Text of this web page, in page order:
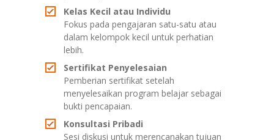
Kelas Kecil atau Individu
Fokus pada pengajaran satu-satu atau
dalam kelompok kecil untuk perhatian
lebih.
Sertifikat Penyelesaian
Pemberian sertifikat setelah
menyelesaikan program belajar sebagai
bukti pencapaian.
Konsultasi Pribadi
Sesi diskusi untuk merencanakan tujuan